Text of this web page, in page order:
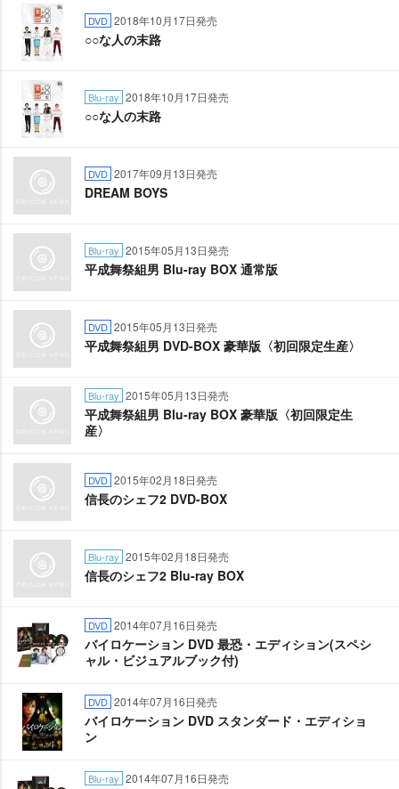
DVD 2018年10月17日発売
○○な人の末路
Blu-ray 2018年10月17日発売
○○な人の末路
DVD 2017年09月13日発売
DREAM BOYS
Blu-ray 2015年05月13日発売
平成舞祭組男 Blu-ray BOX 通常版
DVD 2015年05月13日発売
平成舞祭組男 DVD-BOX 豪華版〈初回限定生産〉
Blu-ray 2015年05月13日発売
平成舞祭組男 Blu-ray BOX 豪華版〈初回限定生
産〉
DVD 2015年02月18日発売
信長のシェフ2 DVD-BOX
Blu-ray 2015年02月18日発売
信長のシェフ2 Blu-ray BOX
DVD 2014年07月16日発売
バイロケーション DVD 最恐・エディション(スペシ
ャル・ビジュアルブック付)
DVD 2014年07月16日発売
バイロケーション DVD スタンダード・エディショ
ン
Blu-ray 2014年07月16日発売